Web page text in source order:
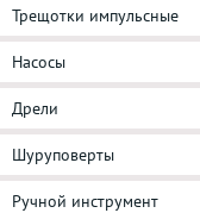
Трещотки импульсные
Насосы
Дрели
Шуруповерты
Ручной инструмент